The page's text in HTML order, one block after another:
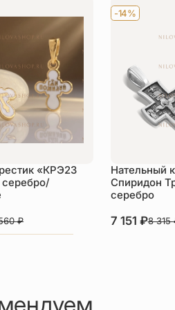
«КРЭ23
₽
-14%
Нательный
Спиридон
серебро
7 151 ₽8 315